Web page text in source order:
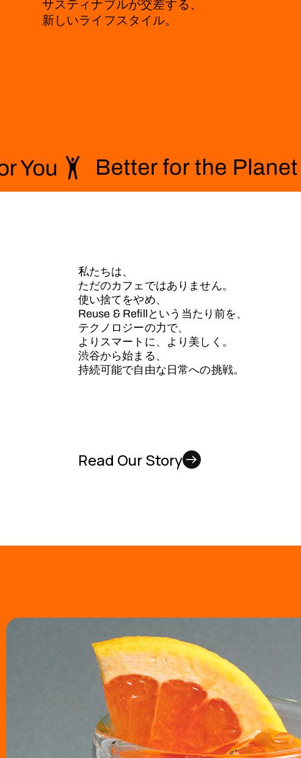
サスティナブルが交差する、
新しいライフスタイル。
私たちは、
ただのカフェではありません。
使い捨てをやめ、
Reuse & Refillという当たり前を、
テクノロジーの力で、
よりスマートに、より美しく。
渋谷から始まる、
持続可能で自由な日常への挑戦。
Read Our Story